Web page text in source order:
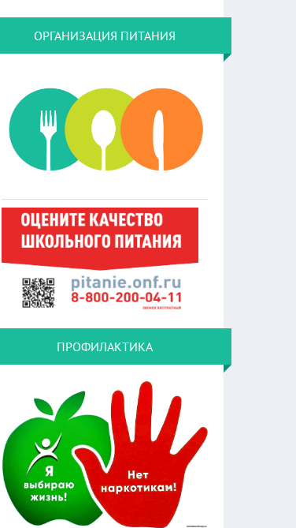
ОРГАНИЗАЦИЯ ПИТАНИЯ
ПРОФИЛАКТИКА